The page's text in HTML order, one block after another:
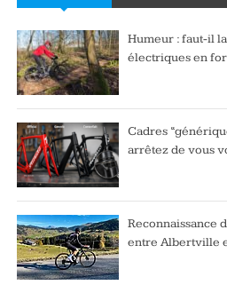
Humeur : faut-il
électriques en
Cadres
arrêtez de vous
Reconnaissance
entre Albertville